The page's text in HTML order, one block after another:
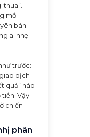
thua”.
mồi
bán
ai nhẹ
trước:
dịch
quả” nào
tiền. Vậy
chiến
phân